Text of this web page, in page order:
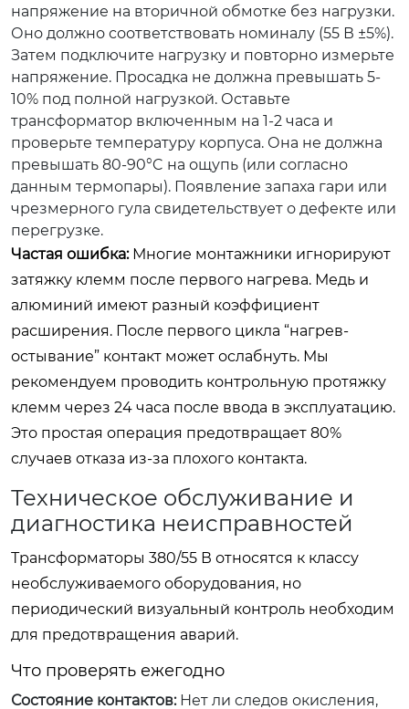
напряжение на вторичной обмотке без нагрузки.
Оно должно соответствовать номиналу (55 В ±5%).
Затем подключите нагрузку и повторно измерьте
напряжение. Просадка не должна превышать 5-
10% под полной нагрузкой. Оставьте
трансформатор включенным на 1-2 часа и
проверьте температуру корпуса. Она не должна
превышать 80-90°C на ощупь (или согласно
данным термопары). Появление запаха гари или
чрезмерного гула свидетельствует о дефекте или
перегрузке.
Частая ошибка:Многие монтажники игнорируют
затяжку клемм после первого нагрева. Медь и
алюминий имеют разный коэффициент
расширения. После первого цикла “нагрев-
остывание” контакт может ослабнуть. Мы
рекомендуем проводить контрольную протяжку
клемм через 24 часа после ввода в эксплуатацию.
Это простая операция предотвращает 80%
случаев отказа из-за плохого контакта.
Техническое обслуживание и
диагностика неисправностей
Трансформаторы 380/55 В относятся к классу
необслуживаемого оборудования, но
периодический визуальный контроль необходим
для предотвращения аварий.
Что проверять ежегодно
Состояние контактов:Нет ли следов окисления,